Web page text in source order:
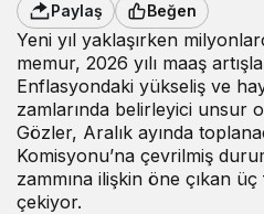
Paylaş
Beğen
Yeni yıl yaklaşırken
memur, 2026 yılı maaş
Enflasyondaki yükseliş ve
zamlarında belirleyici unsur
Gözler, Aralık ayında
Komisyonu’na çevrilmiş
zammına ilişkin öne çıkan
çekiyor.